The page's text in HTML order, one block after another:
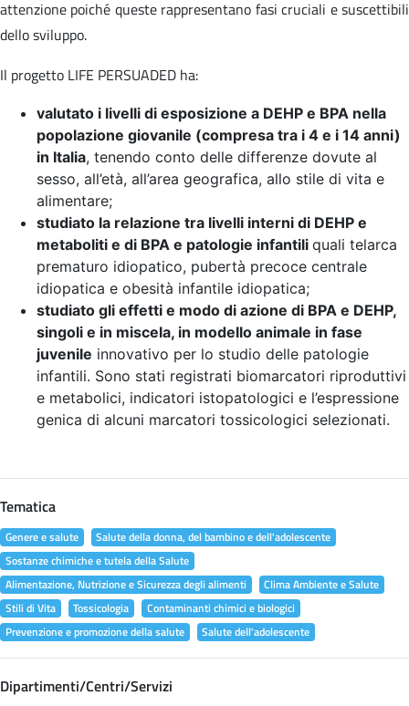
attenzione poiché queste rappresentano fasi cruciali e suscettibili
dello sviluppo.
Il progetto LIFE PERSUADED ha:
valutato i livelli di esposizione a DEHP e BPA nella
popolazione giovanile (compresa tra i 4 e i 14 anni)
in Italia, tenendo conto delle differenze dovute al
sesso, all’età, all’area geografica, allo stile di vita e
alimentare;
studiato la relazione tra livelli interni di DEHP e
metaboliti e di BPA e patologie infantili quali telarca
prematuro idiopatico, pubertà precoce centrale
idiopatica e obesità infantile idiopatica;
studiato gli effetti e modo di azione di BPA e DEHP,
singoli e in miscela, in modello animale in fase
juvenile innovativo per lo studio delle patologie
infantili. Sono stati registrati biomarcatori riproduttivi
e metabolici, indicatori istopatologici e l’espressione
genica di alcuni marcatori tossicologici selezionati.
Tematica
Genere e salute
Salute della donna, del bambino e dell'adolescente
Sostanze chimiche e tutela della Salute
Alimentazione, Nutrizione e Sicurezza degli alimenti
Clima Ambiente e Salute
Stili di Vita
Tossicologia
Contaminanti chimici e biologici
Prevenzione e promozione della salute
Salute dell'adolescente
Dipartimenti/Centri/Servizi